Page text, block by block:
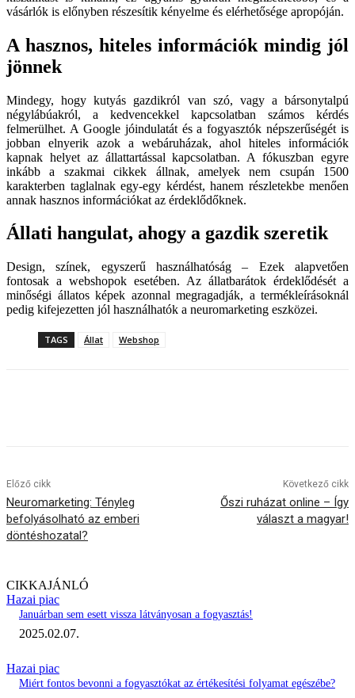
vásárlók is előnyben részesítik kényelme és elérhetősége apropóján.
A hasznos, hiteles információk mindig jól
jönnek
Mindegy, hogy kutyás gazdikról van szó, vagy a bársonytalpú
négylábúakról, a kedvencekkel kapcsolatban számos kérdés
felmerülhet. A Google jóindulatát és a fogyasztók népszerűségét is
jobban elnyerik azok a webáruházak, ahol hiteles információk
kapnak helyet az állattartással kapcsolatban. A fókuszban egyre
inkább a szakmai cikkek állnak, amelyek nem csupán 1500
karakterben taglalnak egy-egy kérdést, hanem részletekbe menően
annak hasznos információkat az érdeklődőknek.
Állati hangulat, ahogy a gazdik szeretik
Design, színek, egyszerű használhatóság – Ezek alapvetően
fontosak a webshopok esetében. Az állatbarátok érdeklődését a
minőségi állatos képek azonnal megragadják, a termékleírásoknál
pedig kifejezetten jól használhatók a neuromarketing eszközei.
TAGS Állat Webshop
Előző cikk
Neuromarketing: Tényleg
befolyásolható az emberi
döntéshozatal?
Következő cikk
Őszi ruházat online – Így
választ a magyar!
CIKKAJÁNLÓ
Hazai piac
Januárban sem esett vissza látványosan a fogyasztás!
2025.02.07.
Hazai piac
Miért fontos bevonni a fogyasztókat az értékesítési folyamat egészébe?